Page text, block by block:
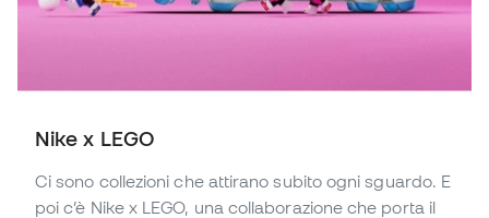
Nike x LEGO
Ci sono collezioni che attirano subito ogni sguardo. E
poi c’è Nike x LEGO, una collaborazione che porta il